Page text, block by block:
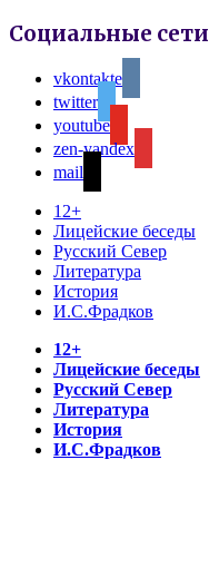
Социальные сети
vkontakte
twitter
youtube
zen-yandex
mail
12+
Лицейские беседы
Русский Север
Литература
История
И.С.Фрадков
12+
Лицейские беседы
Русский Север
Литература
История
И.С.Фрадков